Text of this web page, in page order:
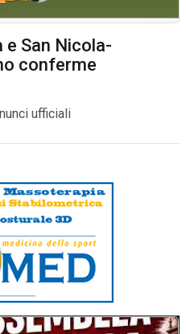
San Nicola-
conferme
ufficiali